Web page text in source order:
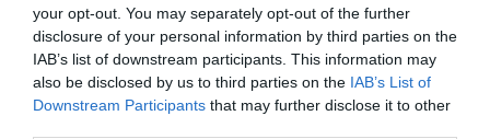
your opt-out. You may separately opt-out of the further
disclosure of your personal information by third parties on the
IAB’s list of downstream participants. This information may
also be disclosed by us to third parties on the IAB’s List of
Downstream Participants that may further disclose it to other
Οργισμένη αντίδραση της Έλενας Ακρίτα για την
τριήμερη... συνεδρίαση της ΚΟ στις Σπέτσες
Από διακοπές σε... διακοπές ο ΣΥΡΙΖΑ: Τριήμερο
στις Σπέτσες με τους βουλευτές ετοιμάζει ο